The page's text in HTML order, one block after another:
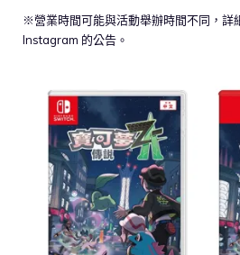
※營業時間可能與活動舉辦時間不同，詳
Instagram 的公告。